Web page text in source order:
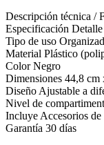
Descripción técnica /
Especificación Detalle
Tipo de uso
Material Plástico
Color Negro
Dimensiones 44,8
Diseño Ajustable a
Nivel de
Incluye Accesorios de
Garantía 30 días